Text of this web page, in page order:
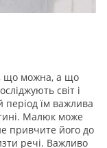
що можна, а що
світ і
період їм важлива
Малюк може
привчите його до
речі. Важливо